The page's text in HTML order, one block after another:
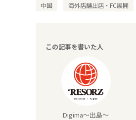
中国 海外店舗出店・FC展開
この記事を書いた人
Digima～出島～